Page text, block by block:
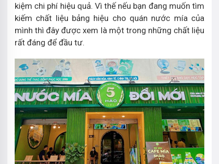
kiệm chi phí hiệu quả. Vì thế nếu bạn đang muốn tìm
kiếm chất liệu bảng hiệu cho quán nước mía của
mình thì đây được xem là một trong những chất liệu
rất đáng để đầu tư.